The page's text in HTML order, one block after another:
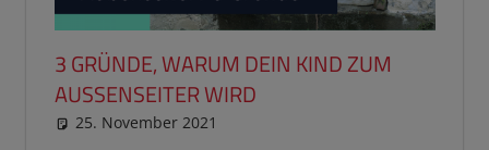
3 GRÜNDE, WARUM DEIN KIND ZUM
AUSSENSEITER WIRD
25. November 2021